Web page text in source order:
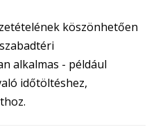
köszönhetően
alkalmas - például
időtöltéshez,